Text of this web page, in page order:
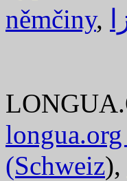
němčiny,
(Schweiz),